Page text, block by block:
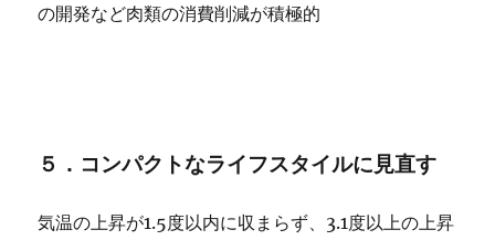
の開発など肉類の消費削減が積極的
５．コンパクトなライフスタイルに見直す
気温の上昇が1.5度以内に収まらず、3.1度以上の上昇